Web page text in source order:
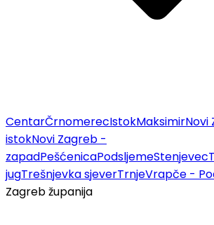
CentarČrnomerecIstokMaksimirNovi
istokNovi Zagreb -
zapadPešćenicaPodsljemeStenjevec
jugTrešnjevka sjeverTrnjeVrapče -
Zagreb županija